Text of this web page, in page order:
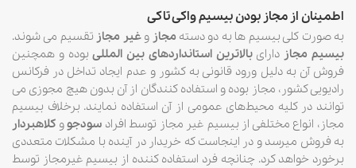
اطمینان از مجاز بودن بیسیم واکی تاکی
به صورت کلی بیسیم ها به دو دسته مجاز وغیر مجاز تقسیم می شوند.
بیسیم مجاز دارایبالاترین استانداردهای بین المللیبوده و همچنین
فروش آن به دلیل ورود قانونی به کشور و عدم ایجاد تداخل در فرکانس
رادیویی کشور، مجاز بوده و استفاده کنندگان از آن بدون هیچ مجوزی می
توانند در کلیه محیط‌های عمومی از آن استفاده نمایند. برخلاف بیسیم
مجاز، انواع مختلفی از بیسیم غیر مجاز توسط افراد سودجوو کلاهبردار
به فروش میرسد و در اینجاست که خریدار در آینده با مشکلات متعددی
برخورد خواهد کرد. چنانچه فرد استفاده کننده از بیسیم غیرمجاز توسط